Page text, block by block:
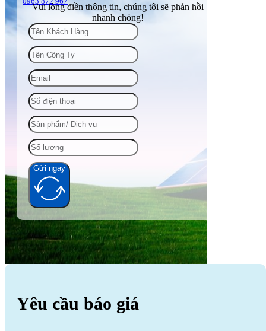
Vui lòng điền thông tin, chúng tôi sẽ phản hồi
nhanh chóng!
Gửi ngay
Yêu cầu báo giá